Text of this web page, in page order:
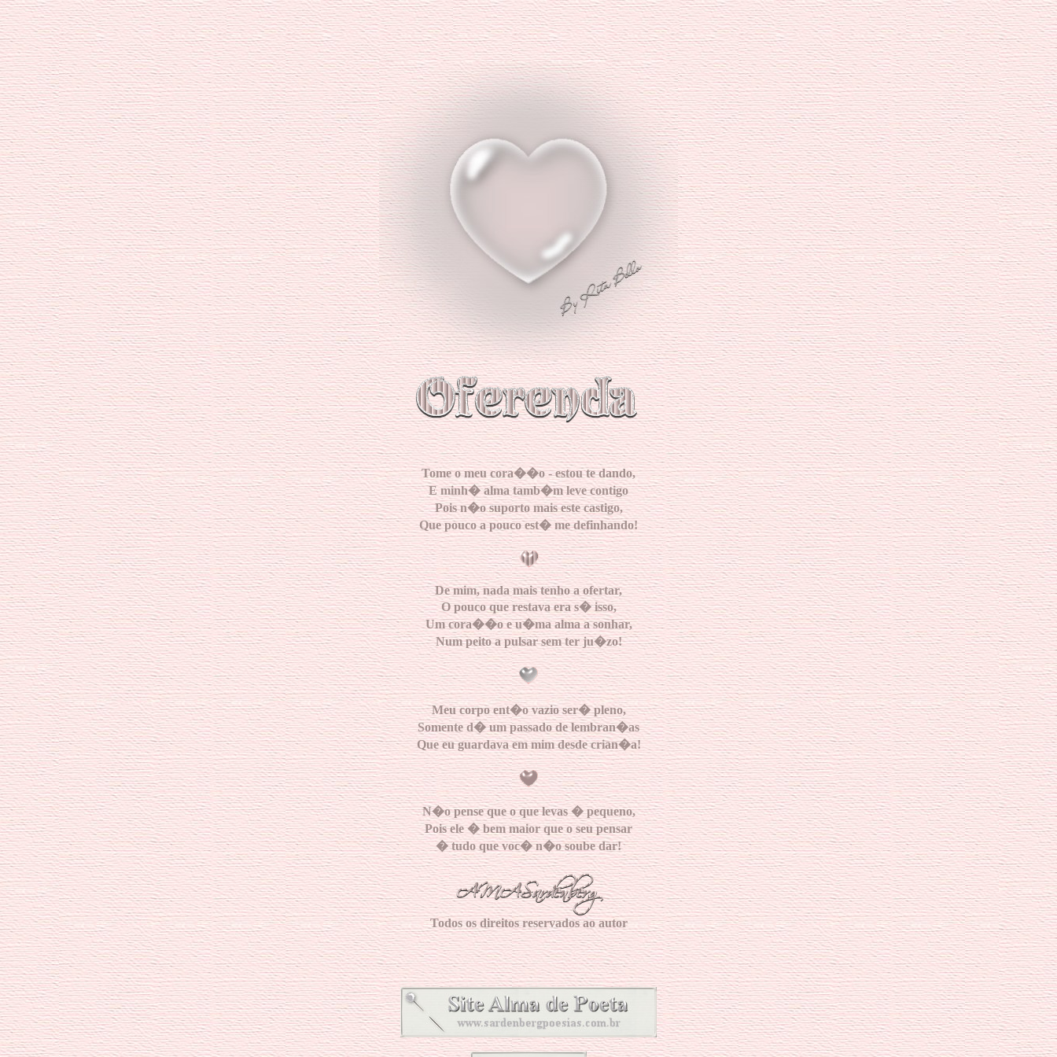
Tome o meu cora��o - estou te dando,
E minh� alma tamb�m leve contigo
Pois n�o suporto mais este castigo,
Que pouco a pouco est� me definhando!
De mim, nada mais tenho a ofertar,
O pouco que restava era s� isso,
Um cora��o e u�ma alma a sonhar,
Num peito a pulsar sem ter ju�zo!
Meu corpo ent�o vazio ser� pleno,
Somente d� um passado de lembran�as
Que eu guardava em mim desde crian�a!
N�o pense que o que levas � pequeno,
Pois ele � bem maior que o seu pensar
� tudo que voc� n�o soube dar!
Todos os direitos reservados ao autor